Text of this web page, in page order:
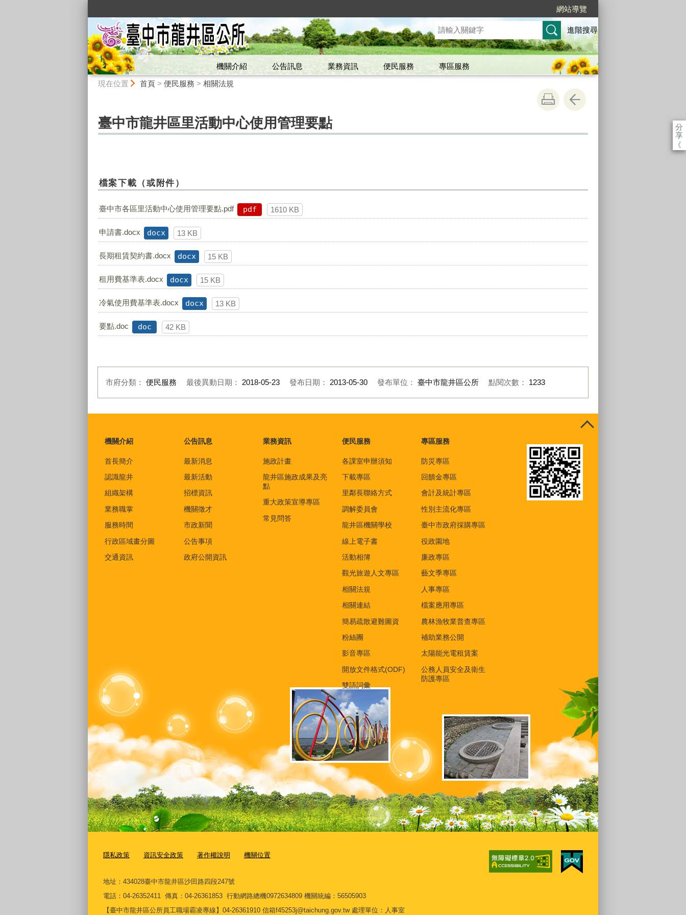
網站導覽
進階搜尋
機關介紹 公告訊息 業務資訊 便民服務
專區服務
現在位置 首頁> 便民服務 > 相關法規
分
享
《
臺中市龍井區里活動中心使用管理要點
檔案下載（或附件）
臺中市各區里活動中心使用管理要點.pdf pdf 1610 KB
申請書.docx docx 13 KB
長期租賃契約書.docx docx 15 KB
租用費基準表.docx docx 15 KB
冷氣使用費基準表.docx docx 13 KB
要點.doc doc 42 KB
市府分類： 便民服務 最後異動日期： 2018-05-23 發布日期： 2013-05-30 發布單位： 臺中市龍井區公所 點閱次數： 1233
機關介紹
首長簡介
認識龍井
組織架構
業務職掌
服務時間
行政區域畫分圖
交通資訊
公告訊息
最新消息
最新活動
招標資訊
機關徵才
市政新聞
公告事項
政府公開資訊
業務資訊
施政計畫
龍井區施政成果及亮
點
重大政策宣導專區
常見問答
便民服務
各課室申辦須知
下載專區
里鄰長聯絡方式
調解委員會
龍井區機關學校
線上電子書
活動相簿
觀光旅遊人文專區
相關法規
相關連結
簡易疏散避難圖資
粉絲團
影音專區
開放文件格式(ODF)
雙語詞彙
專區服務
防災專區
回饋金專區
會計及統計專區
性別主流化專區
臺中市政府採購專區
役政園地
廉政專區
藝文季專區
人事專區
檔案應用專區
農林漁牧業普查專區
補助業務公開
太陽能光電租賃案
公務人員安全及衛生
防護專區
隱私政策 資訊安全政策 著作權說明 機關位置
地址：434028臺中市龍井區沙田路四段247號
電話：04-26352411 傳真：04-26361853 行動網路總機0972634809 機關統編：56505903
【臺中市龍井區公所員工職場霸凌專線】04-26361910 信箱f45253j@taichung.gov.tw 處理單位：人事室